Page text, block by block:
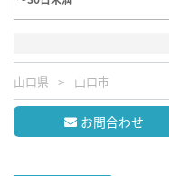
山口県 山口市
お問合わせ